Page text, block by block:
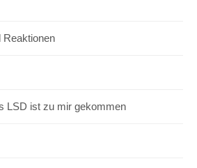
Reaktionen
LSD ist zu mir gekommen